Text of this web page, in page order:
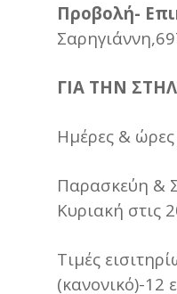
Προβολή-
ΓΙΑ ΤΗΝ
Ημέρες &
Παρασκεύη &
Κυριακή στις
Τιμές
(κανονικό)-12